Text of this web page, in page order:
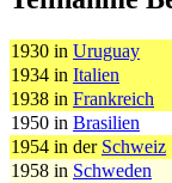
1930 in Uruguay
1934 in Italien
1938 in Frankreich
1950 in Brasilien
1954 in der Schweiz
1958 in Schweden